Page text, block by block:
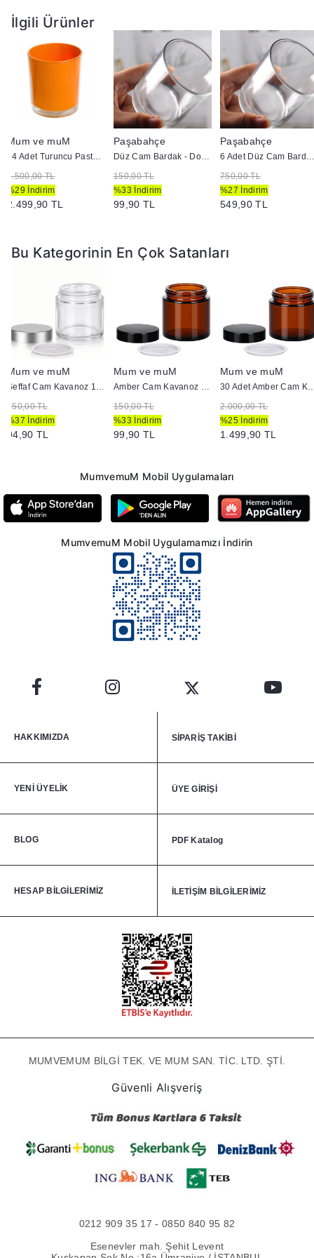
dengeli dağılmasını sağlar, çatlama riskini minimize eder.
Geniş Ağız (56mm):
Fitil sabitleme ve süsleme işlemleri için
konforlu bir çalışma alanı sunar.
Koruyucu Amber:
Esansların bozulmasını önleyen ve ışığı
kıran kaliteli cam dokusu.
İlgili Ürünler
Mum ve muM
24 Adet Turuncu Pastel Renk Cam Mumluk - İç Boyama - Doluma Uygun 403
3.500,00 TL
%29 İndirim
2.499,90 TL
Paşabahçe
Düz Cam Bardak - Doluma Uygun
150,00 TL
%33 İndirim
99,90 TL
Paşabahçe
6 Adet Düz Cam Bardak -
750,00 TL
%27 İndirim
549,90 TL
Bu Kategorinin En Çok Satanları
Mum ve muM
Şeffaf Cam Kavanoz 100 ml Kapaklı - Mum Doldurmaya Uygun
150,00 TL
%37 İndirim
94,90 TL
Mum ve muM
Amber Cam Kavanoz 100 ml Kapaklı - Mum Doldurmaya Uygun
150,00 TL
%33 İndirim
99,90 TL
Mum ve muM
30 Adet Amber Cam Kavanoz 100 ml
2.000,00 TL
%25 İndirim
1.499,90 TL
MumvemuM Mobil Uygulamaları
MumvemuM Mobil Uygulamamızı İndirin
HAKKIMIZDA SİPARİŞ TAKİBİ
YENİ ÜYELİK ÜYE GİRİŞİ
BLOG PDF Katalog
HESAP BİLGİLERİMİZ İLETİŞİM BİLGİLERİMİZ
MUMVEMUM BİLGİ TEK. VE MUM SAN. TİC. LTD. ŞTİ.
Güvenli Alışveriş
0212 909 35 17 - 0850 840 95 82
Esenevler mah. Şehit Levent